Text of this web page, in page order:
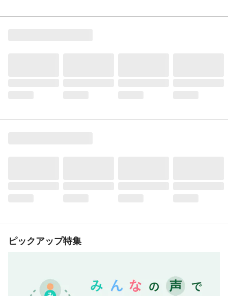
ピックアップ特集